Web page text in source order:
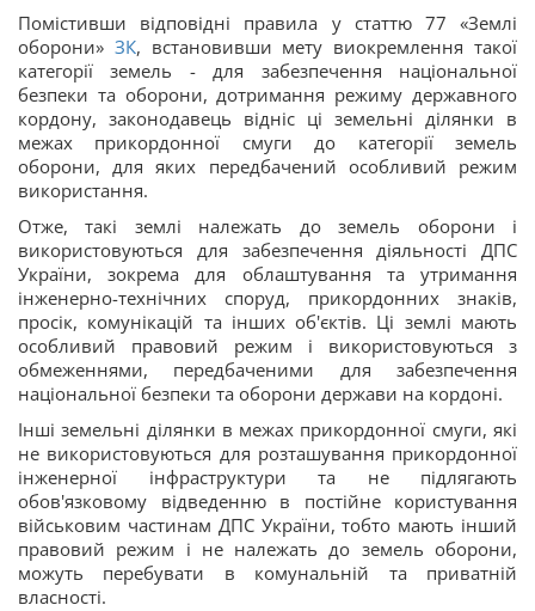
Помістивши відповідні правила у статтю 77 «Землі
оборони» ЗК, встановивши мету виокремлення такої
категорії земель - для забезпечення національної
безпеки та оборони, дотримання режиму державного
кордону, законодавець відніс ці земельні ділянки в
межах прикордонної смуги до категорії земель
оборони, для яких передбачений особливий режим
використання.
Отже, такі землі належать до земель оборони і
використовуються для забезпечення діяльності ДПС
України, зокрема для облаштування та утримання
інженерно-технічних споруд, прикордонних знаків,
просік, комунікацій та інших об'єктів. Ці землі мають
особливий правовий режим і використовуються з
обмеженнями, передбаченими для забезпечення
національної безпеки та оборони держави на кордоні.
Інші земельні ділянки в межах прикордонної смуги, які
не використовуються для розташування прикордонної
інженерної інфраструктури та не підлягають
обов'язковому відведенню в постійне користування
військовим частинам ДПС України, тобто мають інший
правовий режим і не належать до земель оборони,
можуть перебувати в комунальній та приватній
власності.